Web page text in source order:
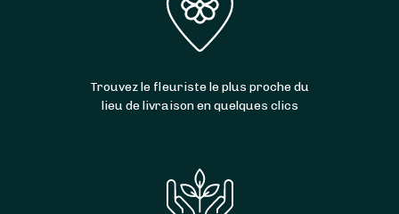
Trouvez le fleuriste le plus proche du
lieu de livraison en quelques clics